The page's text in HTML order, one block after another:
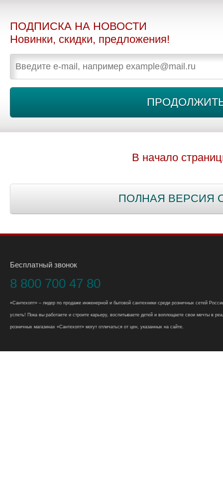
ПОДПИСКА НА НОВОСТИ
Новинки, скидки, предложения!
В начало
ПОЛНАЯ ВЕРСИЯ
Бесплатный звонок
8 800 700 47 80
«Сантехопт» – лидер по продаже инженерной и бытовой сантехники среди розничных сетей
успеть! Пока вы работаете и строите карьеру, воспитываете детей и воплощаете свои мечты в
розничных магазинах «Сантехопт» могут отличаться от цен, указанных на сайте.